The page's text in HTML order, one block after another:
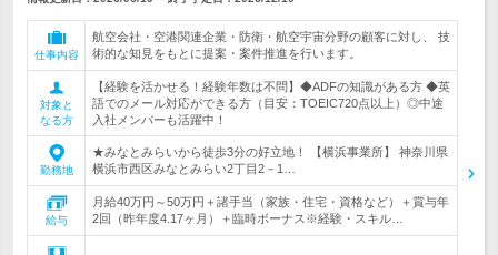
仕事内容
航空会社・空港関連企業・防衛・航空宇宙分野の顧客に対し、 技
術的な知見をもとに提案・案件推進を行います。
対象と
なる方
【経験を活かせる！経験年数は不問】◆ADFの知識がある方 ◆英
語でのメール対応ができる方（目安：TOEIC720点以上）◎中途
入社メンバーも活躍中！
勤務地
★みなとみらいから徒歩3分の好立地！ 【横浜事業所】 神奈川県
横浜市西区みなとみらい2丁目2－1…
給与
月給40万円～50万円＋諸手当（家族・住宅・資格など）＋賞与年
2回（昨年度4.17ヶ月）＋臨時ボーナス※経験・スキル…